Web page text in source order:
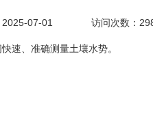
07-01 访问次数：
速、准确测量土壤水势。